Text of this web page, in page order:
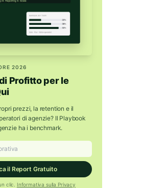
2026
Profitto per le
prezzi, la retention e il
di agenzie? Il Playbook
ha i benchmark.
il Report Gratuito
clic. Informativa sulla Privacy